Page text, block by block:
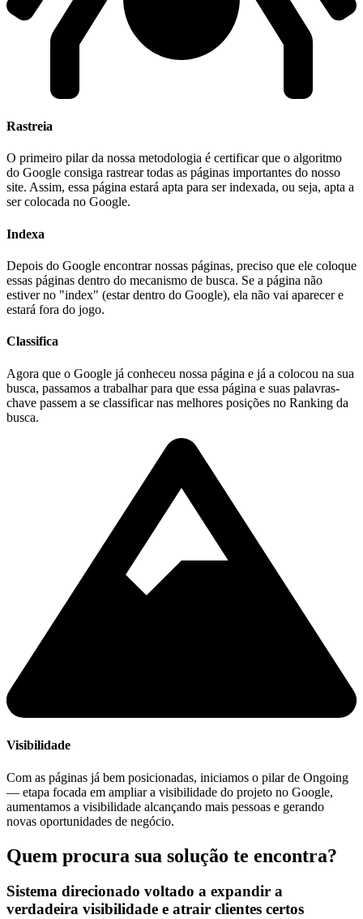
Rastreia
O primeiro pilar da nossa metodologia é certificar que o algoritmo
do Google consiga rastrear todas as páginas importantes do nosso
site. Assim, essa página estará apta para ser indexada, ou seja, apta a
ser colocada no Google.
Indexa
Depois do Google encontrar nossas páginas, preciso que ele coloque
essas páginas dentro do mecanismo de busca. Se a página não
estiver no "index" (estar dentro do Google), ela não vai aparecer e
estará fora do jogo.
Classifica
Agora que o Google já conheceu nossa página e já a colocou na sua
busca, passamos a trabalhar para que essa página e suas palavras-
chave passem a se classificar nas melhores posições no Ranking da
busca.
Visibilidade
Com as páginas já bem posicionadas, iniciamos o pilar de Ongoing
— etapa focada em ampliar a visibilidade do projeto no Google,
aumentamos a visibilidade alcançando mais pessoas e gerando
novas oportunidades de negócio.
Quem procura sua solução te encontra?
Sistema direcionado voltado a expandir a
verdadeira visibilidade e atrair clientes certos